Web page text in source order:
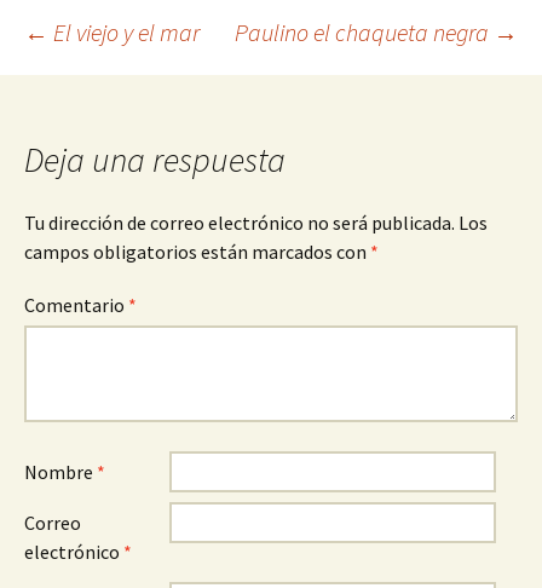
Navegación
entradas
← El viejo y el mar Paulino el chaqueta negra →
Deja una respuesta
Tu dirección de correo electrónico no será publicada. Los
campos obligatorios están marcados con *
Comentario *
Nombre *
Correo
electrónico *